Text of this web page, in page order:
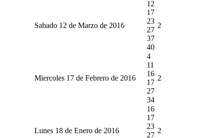
Sabado 12 de Marzo de 2016
12
17
23
27
37
40
2
Miercoles 17 de Febrero de 2016
4
11
16
17
27
34
2
Lunes 18 de Enero de 2016
16
17
23
27
2